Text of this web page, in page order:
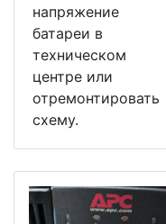
напряжение
батареи в
техническом
центре или
отремонтировать
схему.